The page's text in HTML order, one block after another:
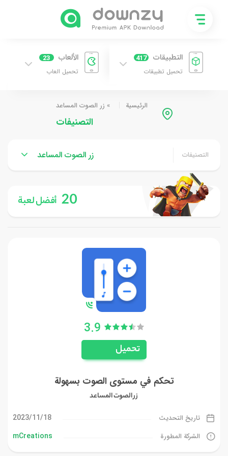
التطبيقات 417
تحميل تطبيقات
الألعاب 23
تحميل العاب
الرئيسية » زر الصوت المساعد
التصنيفات
التصنيفات زر الصوت المساعد
20 أفضل لعبة
3.9
تحميل
تحكم في مستوى الصوت بسهولة
زر الصوت المساعد
تاريخ التحديث 18‏/11‏/2023
الشركة المطورة mCreations